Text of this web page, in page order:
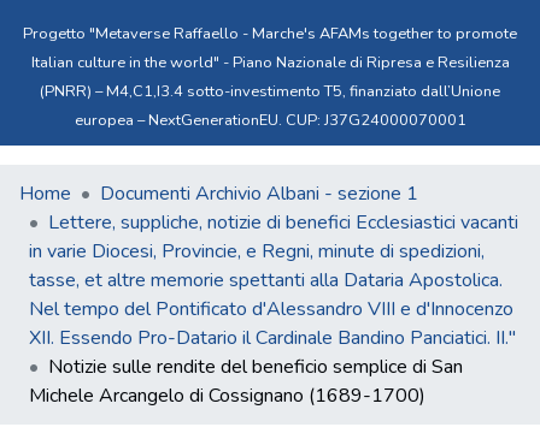
Progetto "Metaverse Raffaello - Marche's AFAMs together to promote
Italian culture in the world" - Piano Nazionale di Ripresa e Resilienza
(PNRR) – M4,C1,I3.4 sotto-investimento T5, finanziato dall’Unione
europea – NextGenerationEU. CUP: J37G24000070001
Home
Documenti Archivio Albani - sezione 1
Lettere, suppliche, notizie di benefici Ecclesiastici vacanti
in varie Diocesi, Provincie, e Regni, minute di spedizioni,
tasse, et altre memorie spettanti alla Dataria Apostolica.
Nel tempo del Pontificato d'Alessandro VIII e d'Innocenzo
XII. Essendo Pro-Datario il Cardinale Bandino Panciatici. II."
Notizie sulle rendite del beneficio semplice di San
Michele Arcangelo di Cossignano (1689-1700)